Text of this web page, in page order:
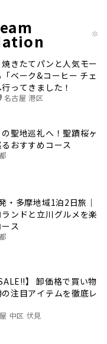
焼きたてパンと人気モー
ベーク&コーヒー チェ
ってきました！
名古屋 港区
の聖地巡礼へ！聖蹟桜ヶ
おすすめコース
・多摩地域1泊2日旅｜
ンドと立川グルメを楽
ス
】 卸価格で買い物
注目アイテムを徹底レ
中区 伏見